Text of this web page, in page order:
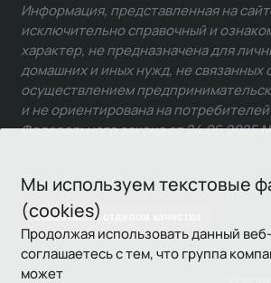
Мы используем текстовые
(cookies)
Продолжая использовать данный
соглашаетесь с тем, что группа
может
Связаться с отделом качества
Информация, представленная на
исключительно справочный и
характер, не предназначена для
домашних и иных нужд, не связанных
осуществлением
и не ориентирована на
Федерального закона от 24.06.2025